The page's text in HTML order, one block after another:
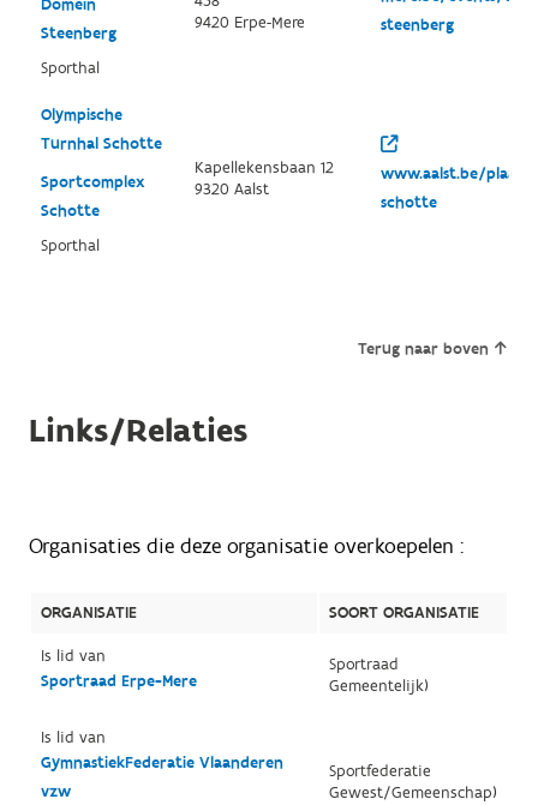
Domein
Steenberg
Sporthal
9420 Erpe-Mere
steenberg
Olympische
Turnhal Schotte
Sportcomplex
Schotte
Sporthal
Kapellekensbaan 12
9320 Aalst
www.aalst.be/
schotte
Terug naar boven
Links/Relaties
Organisaties die deze organisatie overkoepelen :
ORGANISATIE
SOORT ORGANISATIE
Is lid van
Sportraad Erpe-Mere
Sportraad
Gemeentelijk)
Is lid van
GymnastiekFederatie Vlaanderen
vzw
Sportfederatie
Gewest/Gemeenschap)